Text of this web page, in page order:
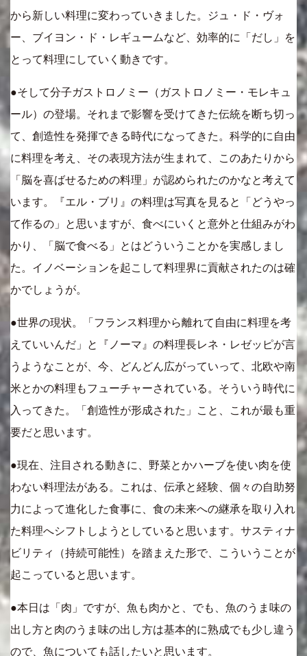
から新しい料理に変わっていきました。ジュ・ド・ヴォ
ー、ブイヨン・ド・レギュームなど、効率的に「だし」を
とって料理にしていく動きです。
●そして分子ガストロノミー（ガストロノミー・モレキュ
ール）の登場。それまで影響を受けてきた伝統を断ち切っ
て、創造性を発揮できる時代になってきた。科学的に自由
に料理を考え、その表現方法が生まれて、このあたりから
「脳を喜ばせるための料理」が認められたのかなと考えて
います。『エル・ブリ』の料理は写真を見ると「どうやっ
て作るの」と思いますが、食べにいくと意外と仕組みがわ
かり、「脳で食べる」とはどういうことかを実感しまし
た。イノベーションを起こして料理界に貢献されたのは確
かでしょうが。
●世界の現状。「フランス料理から離れて自由に料理を考
えていいんだ」と『ノーマ』の料理長レネ・レゼッピが言
うようなことが、今、どんどん広がっていって、北欧や南
米とかの料理もフューチャーされている。そういう時代に
入ってきた。「創造性が形成された」こと、これが最も重
要だと思います。
●現在、注目される動きに、野菜とかハーブを使い肉を使
わない料理法がある。これは、伝承と経験、個々の自助努
力によって進化した食事に、食の未来への継承を取り入れ
た料理へシフトしようとしていると思います。サスティナ
ビリティ（持続可能性）を踏まえた形で、こういうことが
起こっていると思います。
●本日は「肉」ですが、魚も肉かと、でも、魚のうま味の
出し方と肉のうま味の出し方は基本的に熟成でも少し違う
ので、魚についても話したいと思います。